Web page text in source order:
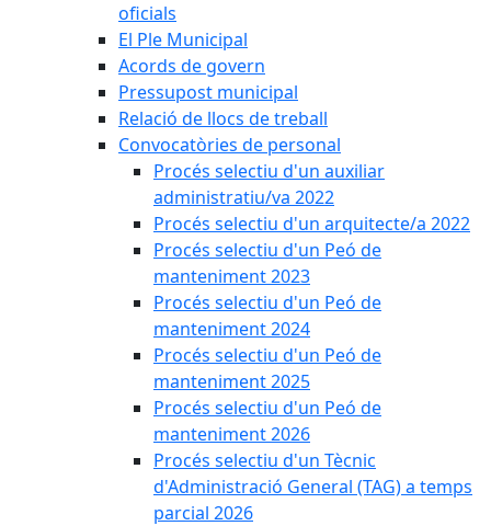
oficials
El Ple Municipal
Acords de govern
Pressupost municipal
Relació de llocs de treball
Convocatòries de personal
Procés selectiu d'un auxiliar
administratiu/va 2022
Procés selectiu d'un arquitecte/a 2022
Procés selectiu d'un Peó de
manteniment 2023
Procés selectiu d'un Peó de
manteniment 2024
Procés selectiu d'un Peó de
manteniment 2025
Procés selectiu d'un Peó de
manteniment 2026
Procés selectiu d'un Tècnic
d'Administració General (TAG) a temps
parcial 2026